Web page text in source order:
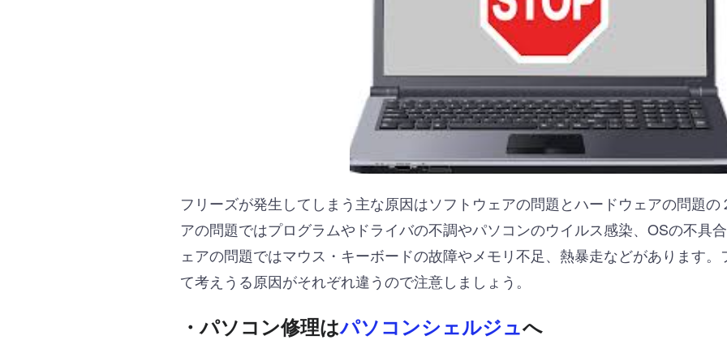
フリーズが発生してしまう主な原因はソフトウェアの問題とハードウェアの問題
アの問題ではプログラムやドライバの不調やパソコンのウイルス感染、OSの不具
ェアの問題ではマウス・キーボードの故障やメモリ不足、熱暴走などがあります
て考えうる原因がそれぞれ違うので注意しましょう。
・パソコン修理はパソコンシェルジュへ